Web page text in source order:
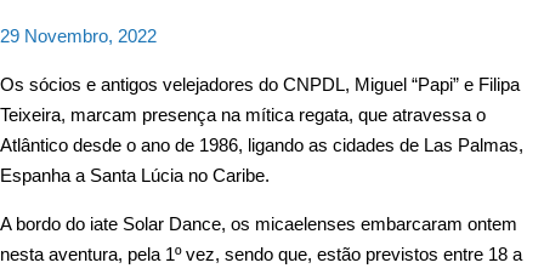
29 Novembro, 2022
Os sócios e antigos velejadores do CNPDL, Miguel “Papi” e Filipa
Teixeira, marcam presença na mítica regata, que atravessa o
Atlântico desde o ano de 1986, ligando as cidades de Las Palmas,
Espanha a Santa Lúcia no Caribe.
A bordo do iate Solar Dance, os micaelenses embarcaram ontem
nesta aventura, pela 1º vez, sendo que, estão previstos entre 18 a